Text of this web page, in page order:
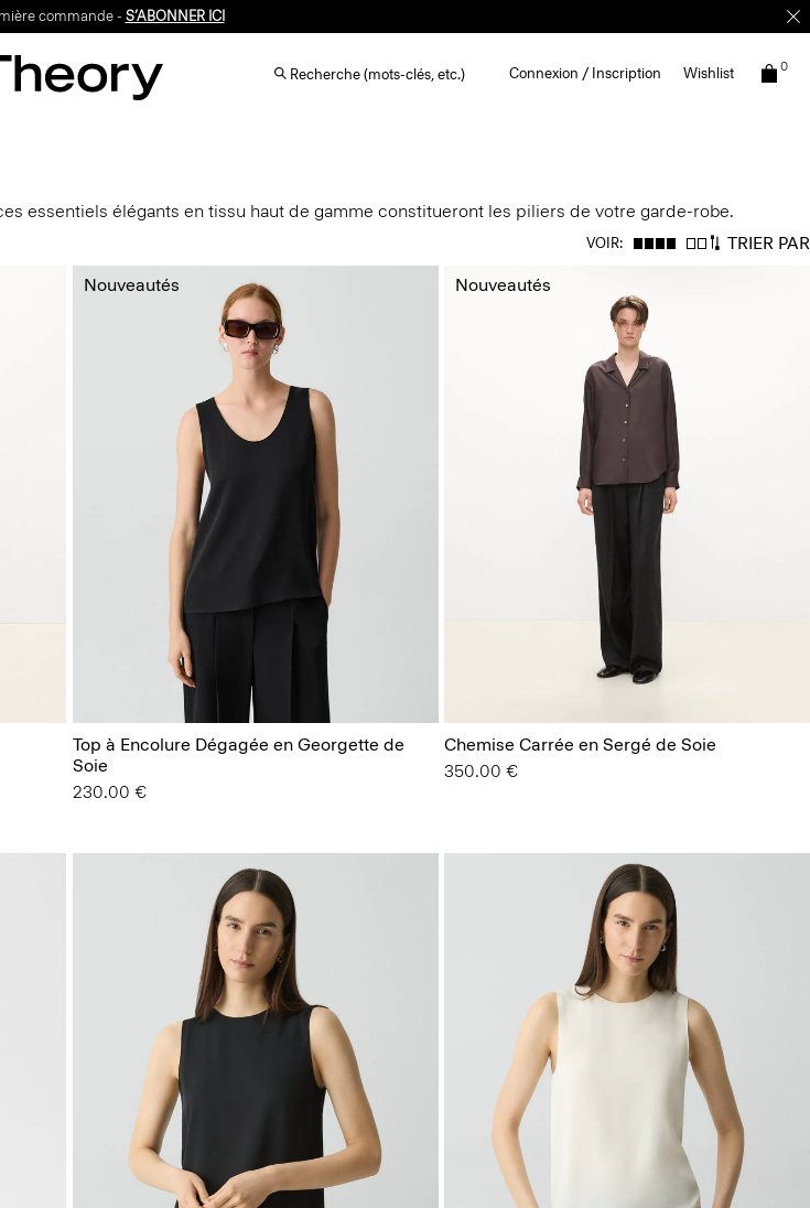
commande - S’ABONNER ICI
Recherche (mots-clés, etc.) Connexion / Inscription Wishlist 0
essentiels élégants en tissu haut de gamme constitueront les piliers de votre garde-robe.
VOIR: TRIER PAR
Top à Encolure Dégagée en Georgette de
Soie
230.00 €
Nouveautés
Chemise Carrée en Sergé de Soie
350.00 €
Nouveautés